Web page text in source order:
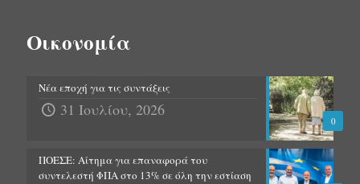
Οικονομία
0
Νέα εποχή για τις συντάξεις
31 Ιουλίου, 2026
ΠΟΕΣΕ: Αίτημα για επαναφορά του
συντελεστή ΦΠΑ στο 13% σε όλη την εστίαση